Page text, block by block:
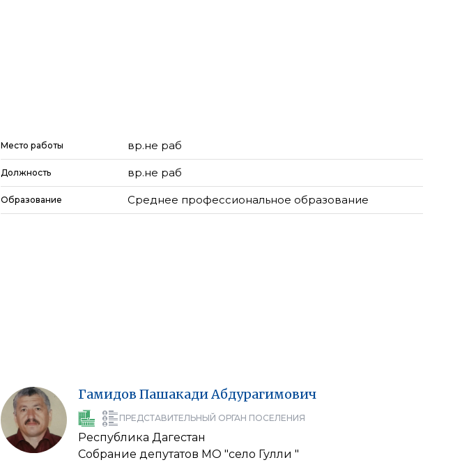
Место работы вр.не раб
Должность вр.не раб
Образование Среднее профессиональное образование
Гамидов ПашакадиАбдурагимович
ПРЕДСТАВИТЕЛЬНЫЙ ОРГАН ПОСЕЛЕНИЯ
Республика Дагестан
Собрание депутатов МО "село Гулли "